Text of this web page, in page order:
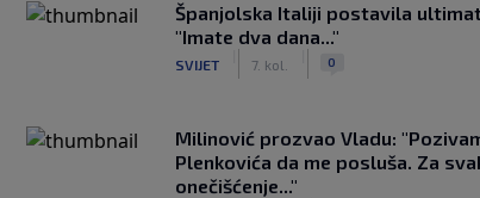
Španjolska Italiji postavila
"Imate dva dana..."
SVIJET 7. kol. 0
Milinović prozvao Vladu:
Plenkovića da me posluša. Za
onečišćenje..."